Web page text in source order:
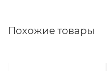
Похожие товары